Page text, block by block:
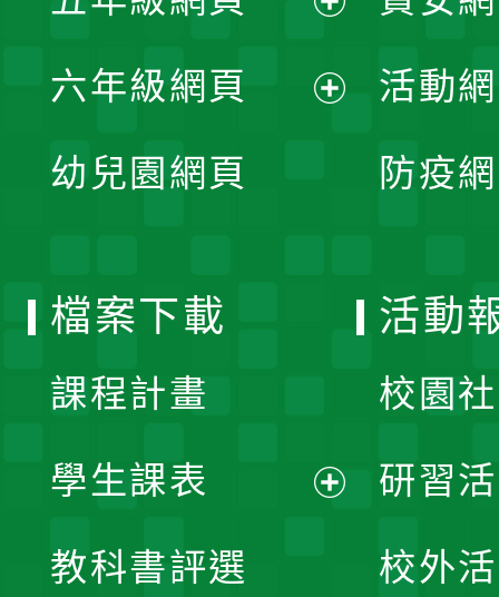
單
開
選
開
六年級網頁
幼兒園網頁
活動
防疫
檔案下載
課程計畫
學生課表
教科書評選
活動
校園
研習
校外